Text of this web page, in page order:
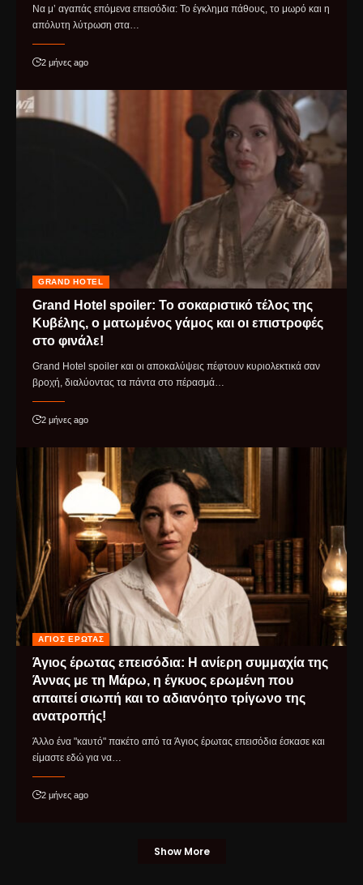
Να μ’ αγαπάς επόμενα επεισόδια: Το έγκλημα πάθους, το μωρό και η
απόλυτη λύτρωση στα…
2 μήνες ago
GRAND HOTEL
Grand Hotel spoiler: Το σοκαριστικό τέλος της
Κυβέλης, ο ματωμένος γάμος και οι επιστροφές
στο φινάλε!
Grand Hotel spoiler και οι αποκαλύψεις πέφτουν κυριολεκτικά σαν
βροχή, διαλύοντας τα πάντα στο πέρασμά…
2 μήνες ago
ΆΓΙΟΣ ΈΡΩΤΑΣ
Άγιος έρωτας επεισόδια: Η ανίερη συμμαχία της
Άννας με τη Μάρω, η έγκυος ερωμένη που
απαιτεί σιωπή και το αδιανόητο τρίγωνο της
ανατροπής!
Άλλο ένα "καυτό" πακέτο από τα Άγιος έρωτας επεισόδια έσκασε και
είμαστε εδώ για να…
2 μήνες ago
Show More